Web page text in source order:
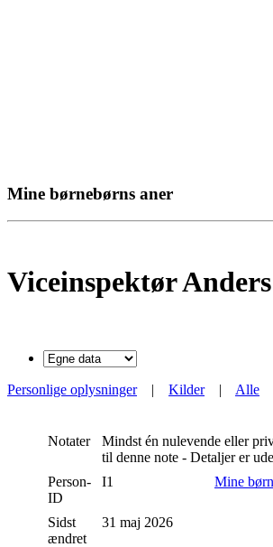
Mine børnebørns aner
Viceinspektør
Personlige oplysninger| Kilder| Alle
Notater
Mindst én nulevende eller
til denne note - Detaljer er
Person-
ID
I1 Mine
Sidst
ændret
31 maj 2026